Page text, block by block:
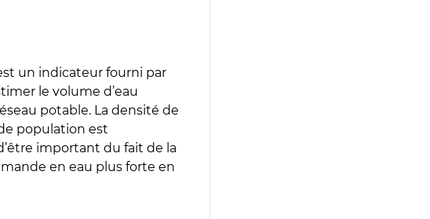
un indicateur fourni par
le volume d’eau
potable. La densité de
population est
important du fait de la
en eau plus forte en